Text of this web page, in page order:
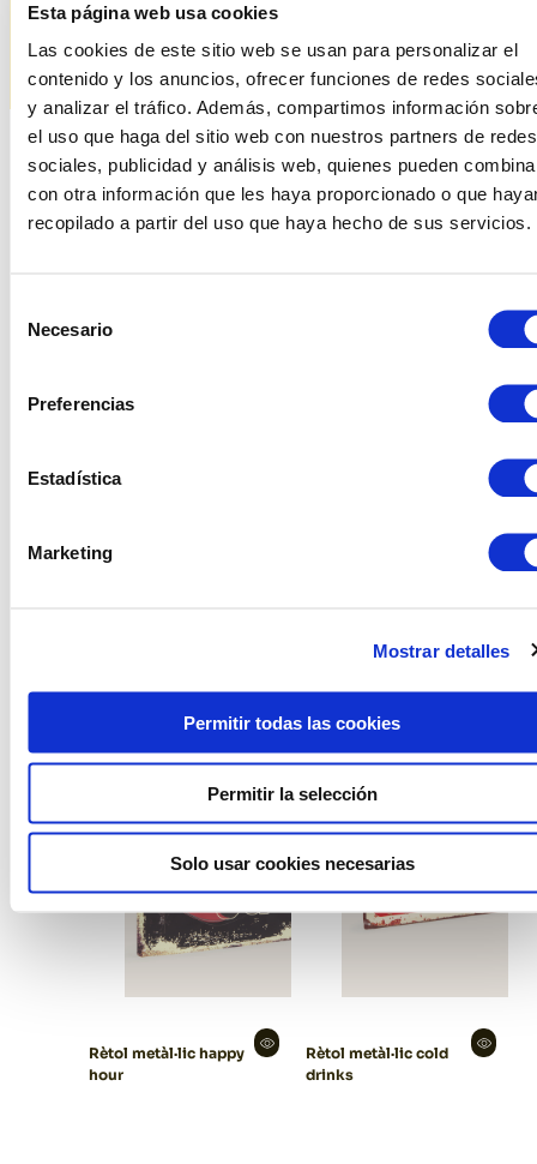
Esta página web usa cookies
Las cookies de este sitio web se usan para personalizar el
contenido y los anuncios, ofrecer funciones de redes
y analizar el tráfico. Además, compartimos información
el uso que haga del sitio web con nuestros partners de redes
sociales, publicidad y análisis web, quienes pueden
con otra información que les haya proporcionado o que
recopilado a partir del uso que haya hecho de sus servicios.
Necesario
Preferencias
Estadística
Marketing
Mostrar detalles
Permitir todas las cookies
Permitir la selección
Solo usar cookies necesarias
Productes relacionats
Rètol metàl·lic happy
hour
Rètol metàl·lic cold
drinks